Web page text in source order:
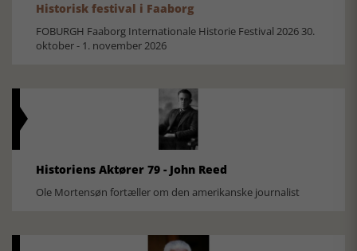
Historisk festival i Faaborg
FOBURGH Faaborg Internationale Historie Festival 2026 30.
oktober - 1. november 2026
Historiens Aktører 79 - John Reed
Ole Mortensøn fortæller om den amerikanske journalist